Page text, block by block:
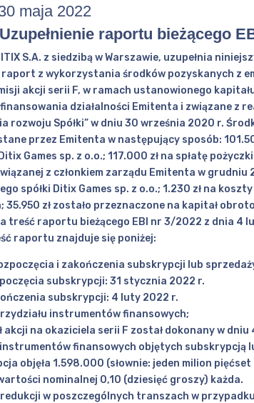
maja 2022
raportu bieżącego
S.A. z siedzibą w Warszawie, uzupełnia
raport z wykorzystania środków pozyskanych z
akcji serii F, w ramach ustanowionego
działalności Emitenta i związane z
rozwoju Spółki” w dniu 30 września 2020 r.
przez Emitenta w następujący sposób:
Games sp. z o.o.; 117.000 zł na spłatę
z członkiem zarządu Emitenta w
spółki Ditix Games sp. z o.o.; 1.230 zł na
35.950 zł zostało przeznaczone na kapitał
treść raportu bieżącego EBI nr 3/2022 z dnia 4
raportu znajduje się poniżej:
i zakończenia subskrypcji lub
subskrypcji: 31 stycznia 2022 r.
subskrypcji: 4 luty 2022 r.
instrumentów finansowych;
akcji na okaziciela serii F został dokonany w
finansowych objętych subskrypcją
objęła 1.598.000 (słownie: jeden milion
nominalnej 0,10 (dziesięć groszy) każda.
w poszczególnych transzach w